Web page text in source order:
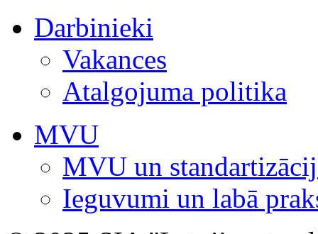
Darbinieki
Vakances
Atalgojuma politika
MVU
MVU un
Ieguvumi un labā